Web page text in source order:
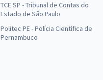
TCE SP - Tribunal de Contas do
Estado de São Paulo
Politec PE - Polícia Científica de
Pernambuco